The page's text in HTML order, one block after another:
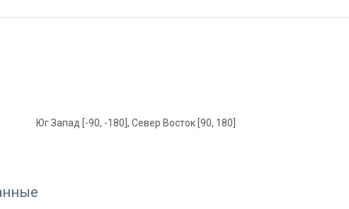
Юг Запад [-90, -180], Север Восток [90, 180]